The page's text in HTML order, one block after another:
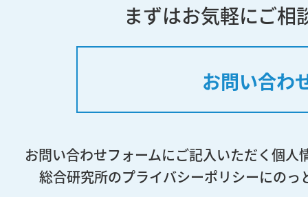
まずはお気軽にご相
お問い合わ
お問い合わせフォームにご記入いただく個人
総合研究所のプライバシーポリシーにのっ